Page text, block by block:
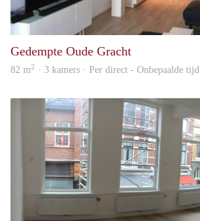
Gedempte Oude Gracht
82 m2 · 3 kamers · Per direct - Onbepaalde tijd